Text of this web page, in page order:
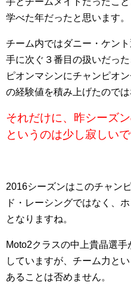
学べた年だったと思います。
チーム内ではダニー・ケン
手に次ぐ３番目の扱いだっ
ピオンマシンにチャンピオ
の経験値を積み上げたので
それだけに、昨シーズ
というのは少し寂しいで
2016シーズンはこのチャン
ド・レーシングではなく、
となりますね。
Moto2クラスの中上貴晶選
していますが、チーム力と
あることは否めません。